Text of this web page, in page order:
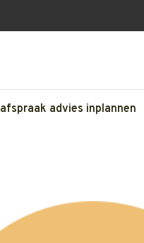
afspraak advies inplannen